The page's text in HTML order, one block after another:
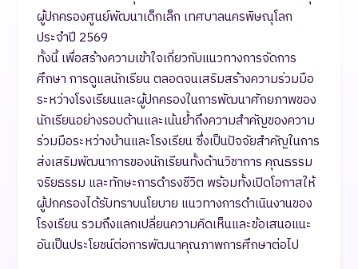
ผู้ปกครองศูนย์พัฒนาเด็กเล็ก เทศบาลนครพิษณุโลก
ประจำปี 2569
ทั้งนี้ เพื่อสร้างความเข้าใจเกี่ยวกับแนวทางการจัดการ
ศึกษา การดูแลนักเรียน ตลอดจนเสริมสร้างความร่วมมือ
ระหว่างโรงเรียนและผู้ปกครองในการพัฒนาศักยภาพของ
นักเรียนอย่างรอบด้านและเน้นย้ำถึงความสำคัญของความ
ร่วมมือระหว่างบ้านและโรงเรียน ซึ่งเป็นปัจจัยสำคัญในการ
ส่งเสริมพัฒนาการของนักเรียนทั้งด้านวิชาการ คุณธรรม
จริยธรรม และทักษะการดำรงชีวิต พร้อมทั้งเปิดโอกาสให้
ผู้ปกครองได้รับทราบนโยบาย แนวทางการดำเนินงานของ
โรงเรียน รวมถึงแลกเปลี่ยนความคิดเห็นและข้อเสนอแนะ
อันเป็นประโยชน์ต่อการพัฒนาคุณภาพการศึกษาต่อไป